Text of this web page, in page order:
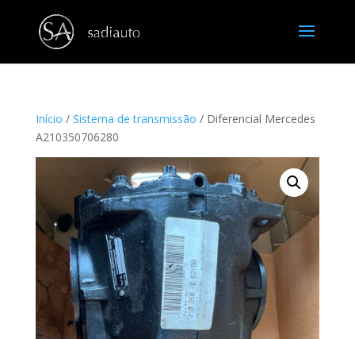
Início / Sistema de transmissão / Diferencial Mercedes
A210350706280